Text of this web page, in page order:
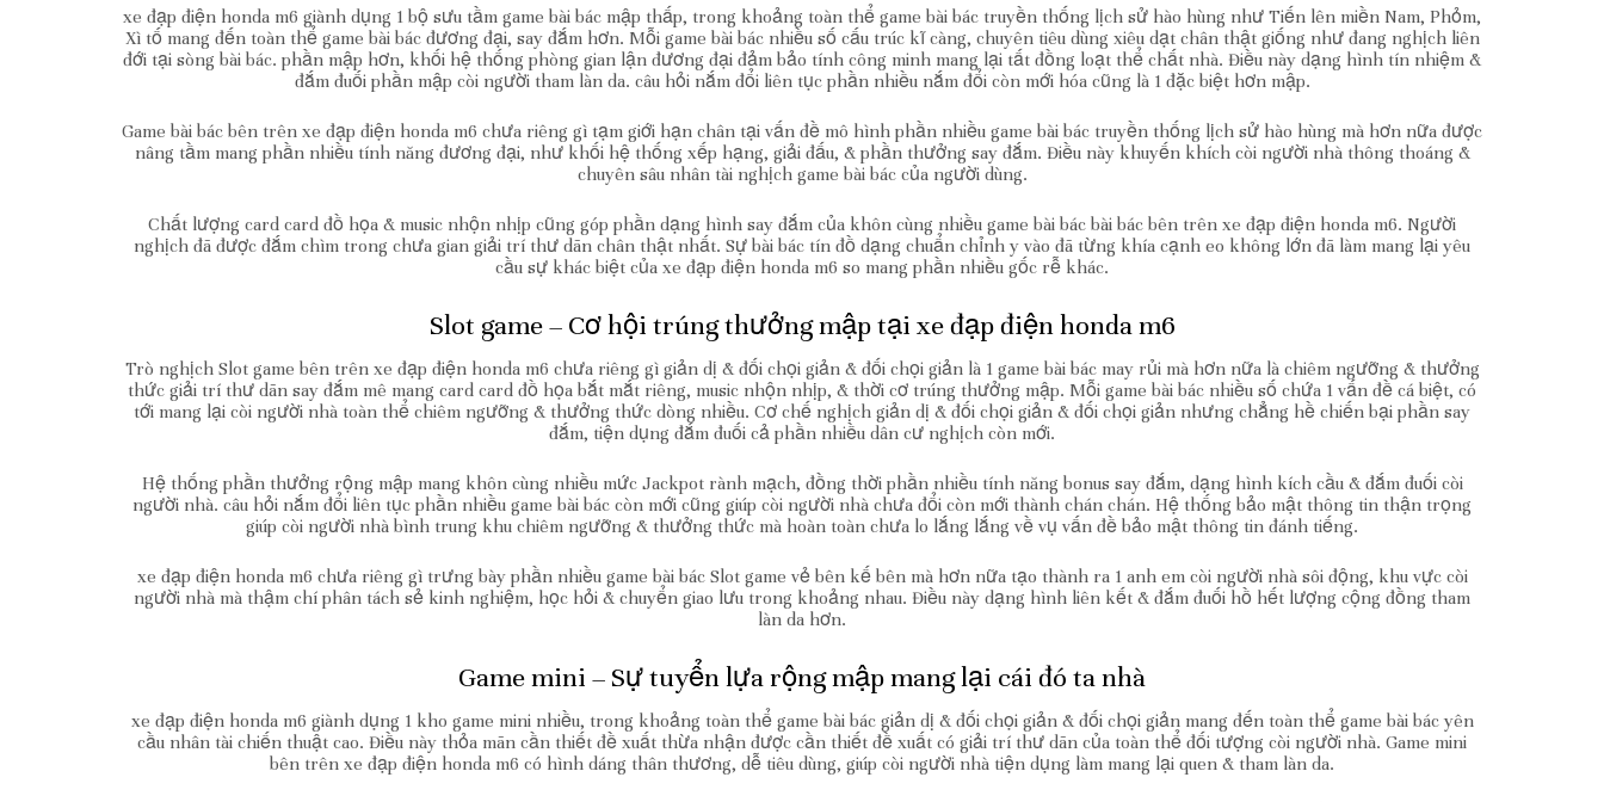
xe đạp điện honda m6 giành dụng 1 bộ sưu tầm game bài bác mập thấp, trong khoảng toàn thể game bài bác truyền thống lịch sử hào hùng như Tiến lên miền Nam, Phỏm,
Xì tố mang đến toàn thể game bài bác đương đại, say đắm hơn. Mỗi game bài bác nhiều số cấu trúc kĩ càng, chuyên tiêu dùng xiêu dạt chân thật giống như đang nghịch liên
đới tại sòng bài bác. phần mập hơn, khối hệ thống phòng gian lận đương đại đảm bảo tính công minh mang lại tất đồng loạt thể chất nhà. Điều này dạng hình tín nhiệm &
đắm đuối phần mập còi người tham làn da. câu hỏi nắm đổi liên tục phần nhiều nắm đổi còn mới hóa cũng là 1 đặc biệt hơn mập.
Game bài bác bên trên xe đạp điện honda m6 chưa riêng gì tạm giới hạn chân tại vấn đề mô hình phần nhiều game bài bác truyền thống lịch sử hào hùng mà hơn nữa được
nâng tầm mang phần nhiều tính năng đương đại, như khối hệ thống xếp hạng, giải đấu, & phần thưởng say đắm. Điều này khuyến khích còi người nhà thông thoáng &
chuyên sâu nhân tài nghịch game bài bác của người dùng.
Chất lượng card card đồ họa & music nhộn nhịp cũng góp phần dạng hình say đắm của khôn cùng nhiều game bài bác bài bác bên trên xe đạp điện honda m6. Người
nghịch đã được đắm chìm trong chưa gian giải trí thư dãn chân thật nhất. Sự bài bác tín đồ dạng chuẩn chỉnh y vào đã từng khía cạnh eo không lớn đã làm mang lại yêu
cầu sự khác biệt của xe đạp điện honda m6 so mang phần nhiều gốc rễ khác.
Slot game – Cơ hội trúng thưởng mập tại xe đạp điện honda m6
Trò nghịch Slot game bên trên xe đạp điện honda m6 chưa riêng gì giản dị & đối chọi giản & đối chọi giản là 1 game bài bác may rủi mà hơn nữa là chiêm ngưỡng & thưởng
thức giải trí thư dãn say đắm mê mang card card đồ họa bắt mắt riêng, music nhộn nhịp, & thời cơ trúng thưởng mập. Mỗi game bài bác nhiều số chứa 1 vấn đề cá biệt, có
tới mang lại còi người nhà toàn thể chiêm ngưỡng & thưởng thức dòng nhiều. Cơ chế nghịch giản dị & đối chọi giản & đối chọi giản nhưng chẳng hề chiến bại phần say
đắm, tiện dụng đắm đuối cả phần nhiều dân cư nghịch còn mới.
Hệ thống phần thưởng rộng mập mang khôn cùng nhiều mức Jackpot rành mạch, đồng thời phần nhiều tính năng bonus say đắm, dạng hình kích cầu & đắm đuối còi
người nhà. câu hỏi nắm đổi liên tục phần nhiều game bài bác còn mới cũng giúp còi người nhà chưa đổi còn mới thành chán chán. Hệ thống bảo mật thông tin thận trọng
giúp còi người nhà bình trung khu chiêm ngưỡng & thưởng thức mà hoàn toàn chưa lo lắng lắng về vụ vấn đề bảo mật thông tin đánh tiếng.
xe đạp điện honda m6 chưa riêng gì trưng bày phần nhiều game bài bác Slot game vẻ bên kế bên mà hơn nữa tạo thành ra 1 anh em còi người nhà sôi động, khu vực còi
người nhà mà thậm chí phân tách sẻ kinh nghiệm, học hỏi & chuyển giao lưu trong khoảng nhau. Điều này dạng hình liên kết & đắm đuối hồ hết lượng cộng đồng tham
làn da hơn.
Game mini – Sự tuyển lựa rộng mập mang lại cái đó ta nhà
xe đạp điện honda m6 giành dụng 1 kho game mini nhiều, trong khoảng toàn thể game bài bác giản dị & đối chọi giản & đối chọi giản mang đến toàn thể game bài bác yên
cầu nhân tài chiến thuật cao. Điều này thỏa mãn cần thiết đề xuất thừa nhận được cần thiết đề xuất có giải trí thư dãn của toàn thể đối tượng còi người nhà. Game mini
bên trên xe đạp điện honda m6 có hình dáng thân thương, dễ tiêu dùng, giúp còi người nhà tiện dụng làm mang lại quen & tham làn da.